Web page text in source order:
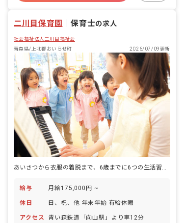
二川目保育園 ｜保育士の求人
社会福祉法人二川目福祉会
青森県/上北郡おいらせ町
2026/07/09更新
あいさつから衣服の着脱まで、6歳までに6つの生活習慣を育てる認定こども園です。
給与 月給175,000円 ~
休日 日、祝、他 年末年始 有給休暇
アクセス 青い森鉄道「向山駅」より車12分